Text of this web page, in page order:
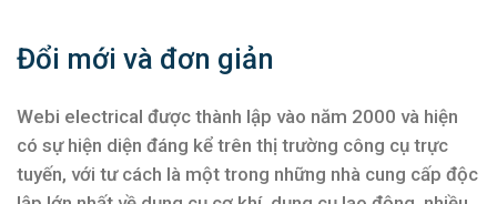
Đổi mới và đơn giản
Webi electrical được thành lập vào năm 2000 và hiện
có sự hiện diện đáng kể trên thị trường công cụ trực
tuyến, với tư cách là một trong những nhà cung cấp độc